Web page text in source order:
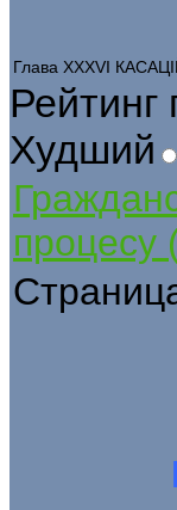
Глава ХХХVІ
Рейтинг
Худший
процесу